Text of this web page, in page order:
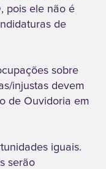
pois ele não é
de
sobre
injustas devem
de Ouvidoria em
iguais.
serão